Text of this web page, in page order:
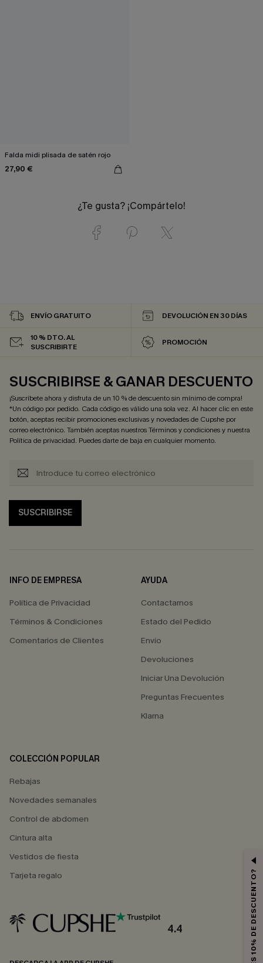
Falda midi plisada de satén rojo
27,90 €
¿Te gusta? ¡Compártelo!
ENVÍO GRATUITO DEVOLUCIÓN EN 30 DÍAS
10 % DTO. AL
SUSCRIBIRTE
PROMOCIÓN
SUSCRIBIRSE & GANAR DESCUENTO
¡Suscríbete ahora y disfruta de un 10 % de descuento sin mínimo de compra!
*Un código por pedido. Cada código es válido una sola vez. Al hacer clic en este
botón, aceptas recibir promociones exclusivas y novedades de Cupshe por
correo electrónico. También aceptas nuestrosTérminos y condicionesy nuestra
Política de privacidad. Puedes darte de baja en cualquier momento.
SUSCRIBIRSE
INFO DE EMPRESA
Política de Privacidad
Términos & Condiciones
Comentarios de Clientes
AYUDA
Contactarnos
Estado del Pedido
Envío
Devoluciones
Iniciar Una Devolución
Preguntas Frecuentes
Klarna
COLECCIÓN POPULAR
Rebajas
Novedades semanales
Control de abdomen
Cintura alta
Vestidos de fiesta
Tarjeta regalo
4.4 ¿QUIERES 10% DE DESCUENTO?